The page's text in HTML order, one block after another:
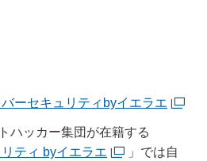
ーセキュリティbyイエラエ
ハッカー集団が在籍する
ティ byイエラエ
」では自